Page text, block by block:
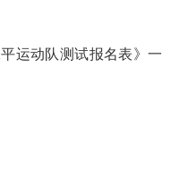
运动队测试报名表》一